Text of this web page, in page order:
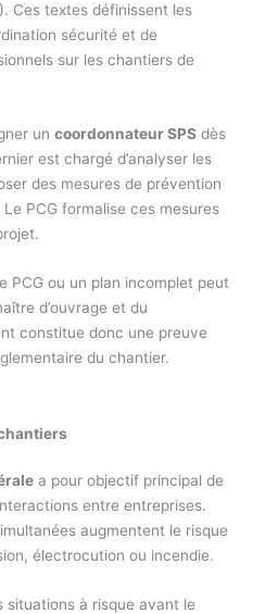
Ces textes définissent les
sécurité et de
sur les chantiers de
uncoordonnateur SPS dès
est chargé d’analyser les
des mesures de prévention
PCG formalise ces mesures
PCG ou un plan incomplet peut
d’ouvrage et du
constitue donc une preuve
du chantier.
a pour objectif principal de
entre entreprises.
augmentent le risque
électrocution ou incendie.
situations à risque avant le